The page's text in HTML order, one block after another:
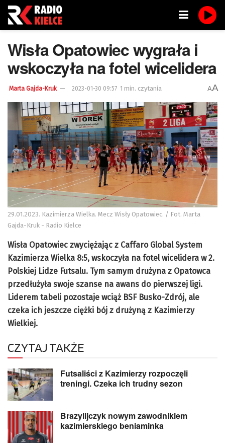
Wisła Opatowiec wygrała i
wskoczyła na fotel wicelidera
Marta Gajda-Kruk 2023-01-30 09:57 1 min. czytania AA
29.01.2023. Kazimierza Wielka. Mecz Wisły Opatowiec. / Fot. Marta
Gajda-Kruk - Radio Kielce
Wisła Opatowiec zwyciężając z Caffaro Global System
Kazimierza Wielka 8:5, wskoczyła na fotel wicelidera w 2.
Polskiej Lidze Futsalu. Tym samym drużyna z Opatowca
przedłużyła swoje szanse na awans do pierwszej ligi.
Liderem tabeli pozostaje wciąż BSF Busko-Zdrój, ale
czeka ich jeszcze ciężki bój z drużyną z Kazimierzy
Wielkiej.
CZYTAJ TAKŻE
Futsaliści z Kazimierzy rozpoczęli
treningi. Czeka ich trudny sezon
Brazylijczyk nowym zawodnikiem
kazimierskiego beniaminka